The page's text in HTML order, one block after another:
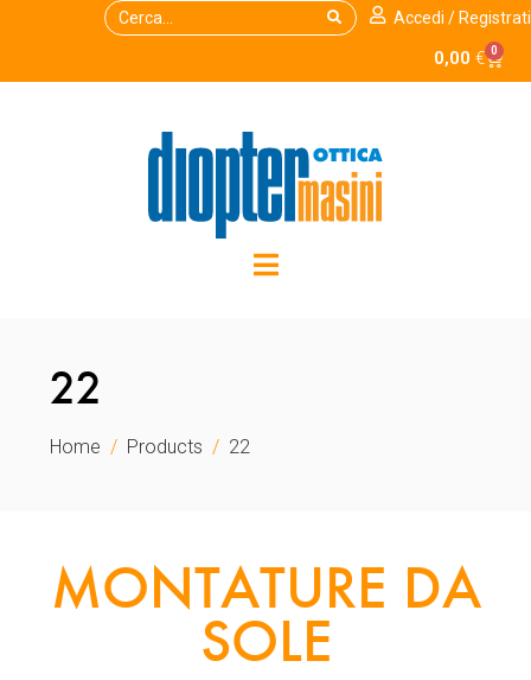
Accedi / Registrati
0,00 € 0
22
Home Products 22
MONTATURE DA
SOLE